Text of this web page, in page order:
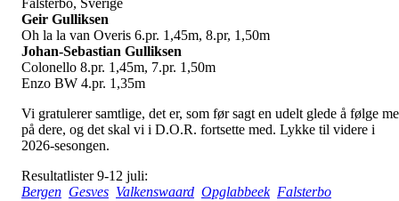
Falsterbo, Sverige
Geir Gulliksen
Oh la la van Overis 6.pr. 1,45m, 8.pr, 1,50m
Johan-Sebastian Gulliksen
Colonello 8.pr. 1,45m, 7.pr. 1,50m
Enzo BW 4.pr. 1,35m
Vi gratulerer samtlige, det er, som før sagt en udelt glede å følge
på dere, og det skal vi i D.O.R. fortsette med. Lykke til videre i
2026-sesongen.
Resultatlister 9-12 juli:
Bergen Gesves Valkenswaard Opglabbeek Falsterbo